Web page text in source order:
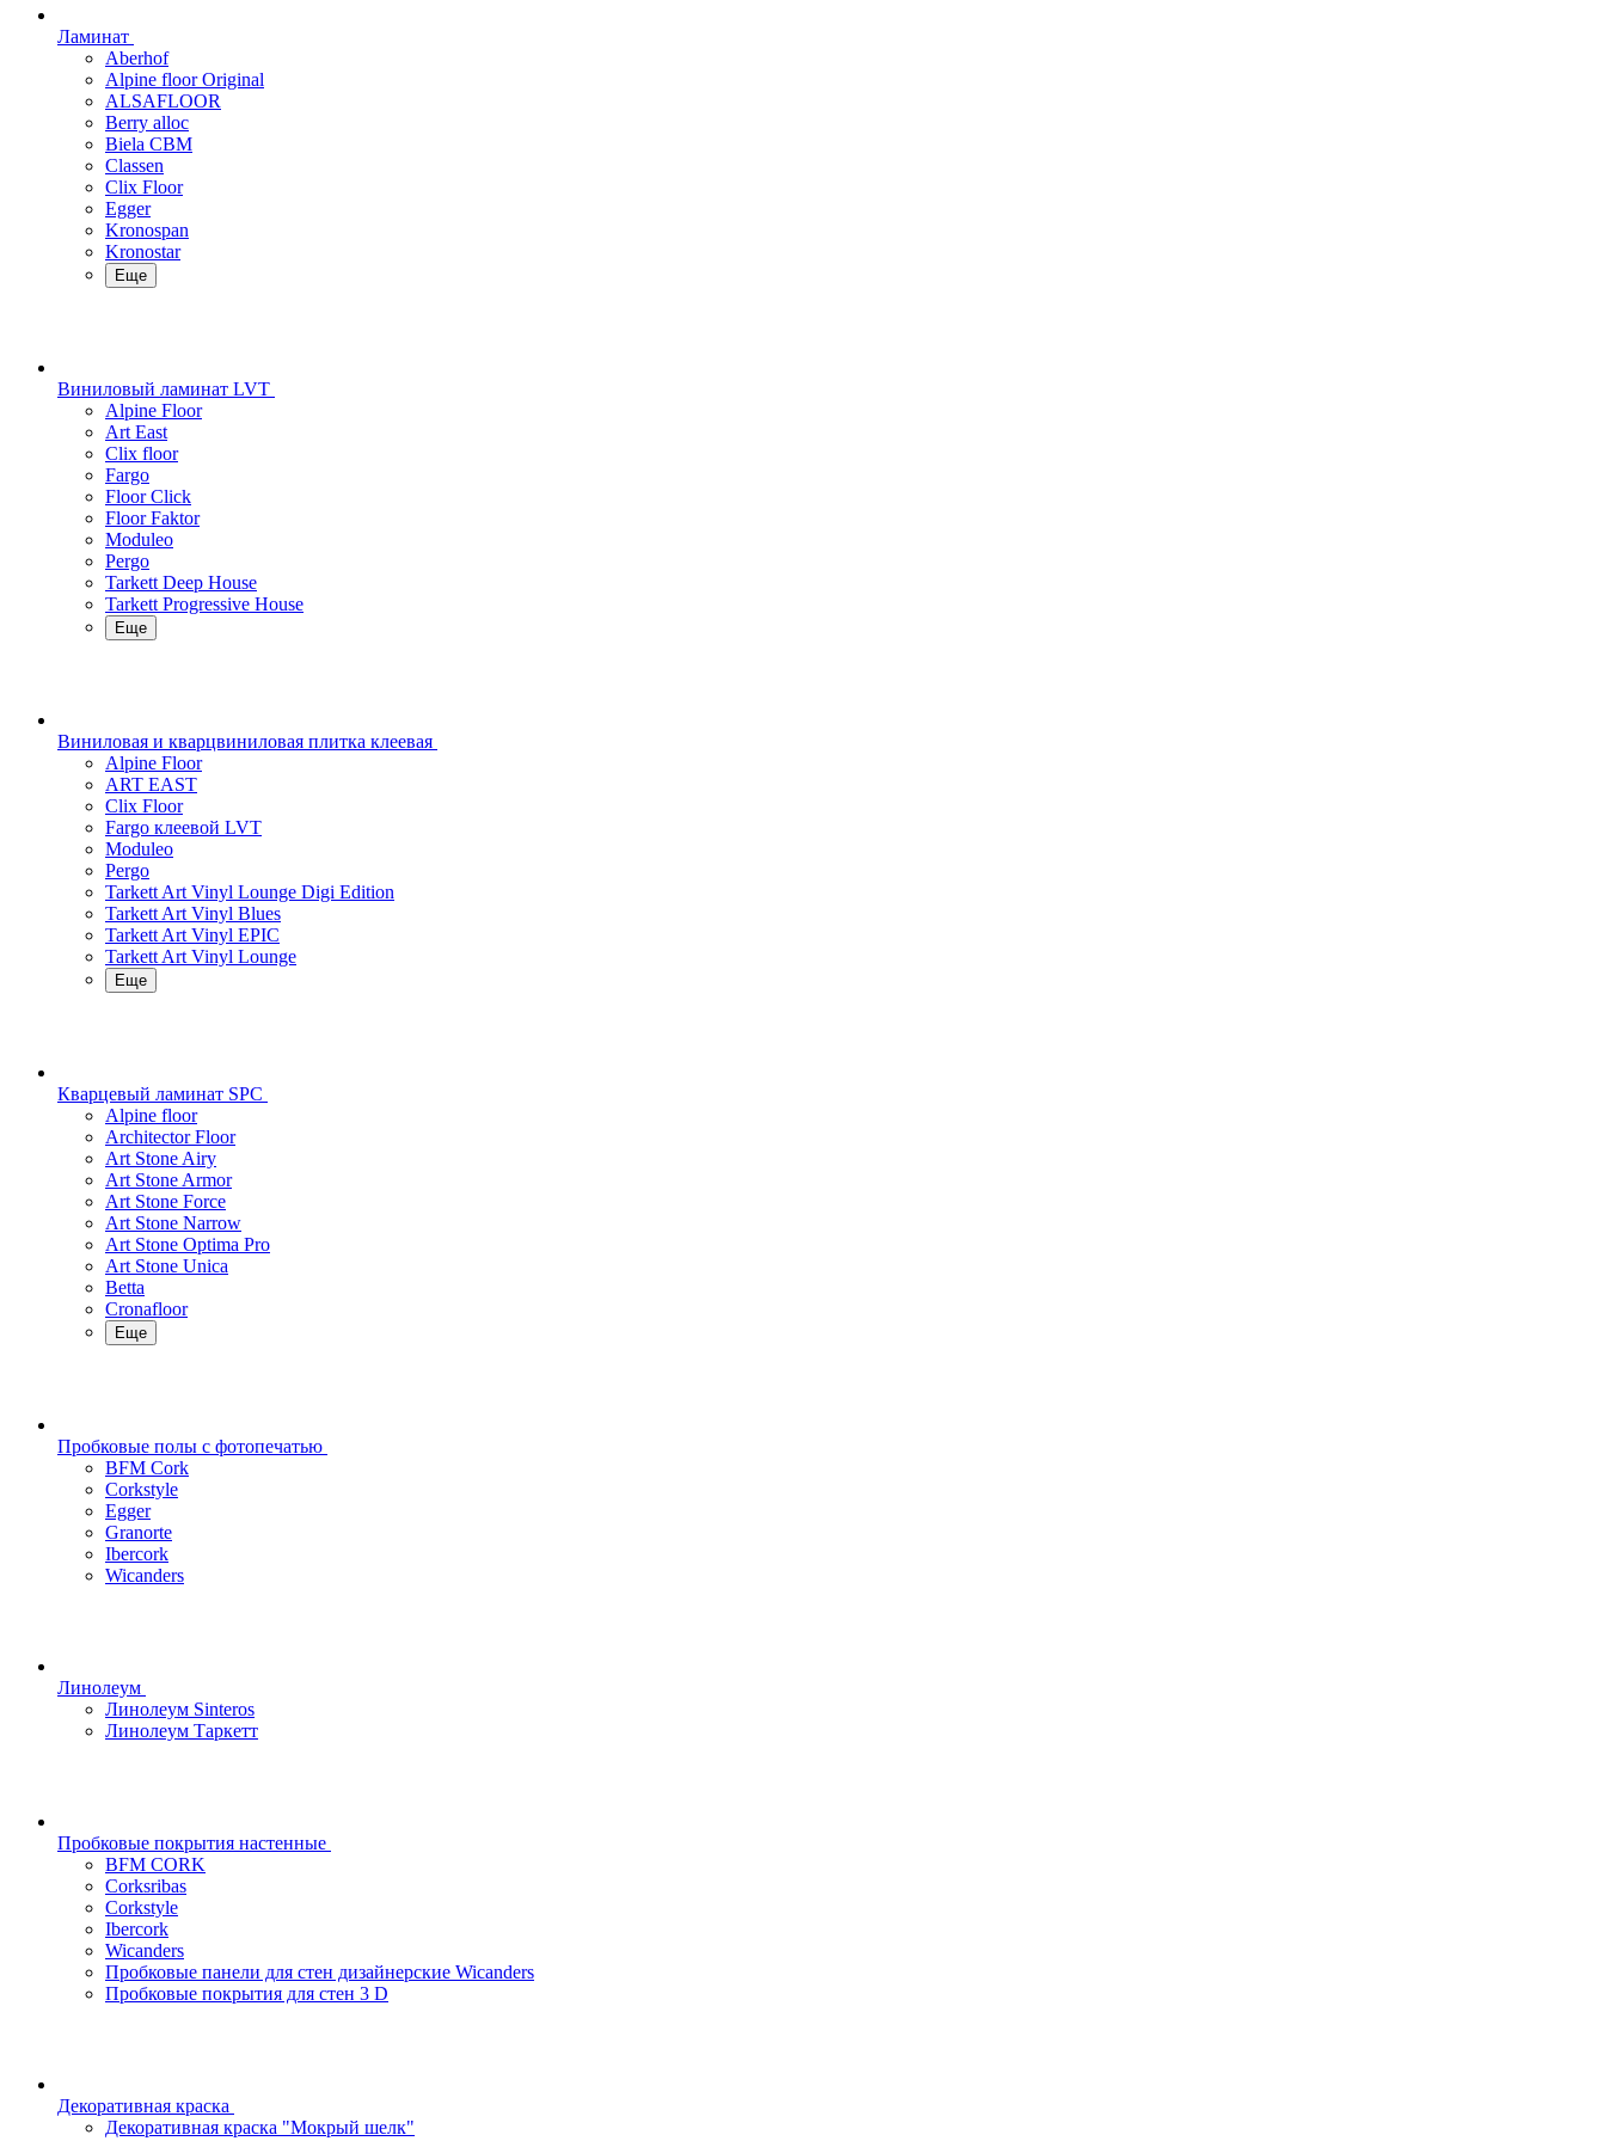
Ламинат
Aberhof
Alpine floor Original
ALSAFLOOR
Berry alloc
Biela CBM
Classen
Clix Floor
Egger
Kronospan
Kronostar
Еще
Виниловый ламинат LVT
Alpine Floor
Art East
Clix floor
Fargo
Floor Click
Floor Faktor
Moduleo
Pergo
Tarkett Deep House
Tarkett Progressive House
Еще
Виниловая и кварцвиниловая плитка клеевая
Alpine Floor
ART EAST
Clix Floor
Fargo клеевой LVT
Moduleo
Pergo
Tarkett Art Vinyl Lounge Digi Edition
Tarkett Art Vinyl Blues
Tarkett Art Vinyl EPIC
Tarkett Art Vinyl Lounge
Еще
Кварцевый ламинат SPC
Alpine floor
Architector Floor
Art Stone Airy
Art Stone Armor
Art Stone Force
Art Stone Narrow
Art Stone Optima Pro
Art Stone Unica
Betta
Cronafloor
Еще
Пробковые полы с фотопечатью
BFM Cork
Corkstyle
Egger
Granorte
Ibercork
Wicanders
Линолеум
Линолеум Sinteros
Линолеум Таркетт
Пробковые покрытия настенные
BFM CORK
Corksribas
Corkstyle
Ibercork
Wicanders
Пробковые панели для стен дизайнерские Wicanders
Пробковые покрытия для стен 3 D
Декоративная краска
Декоративная краска "Мокрый шелк"